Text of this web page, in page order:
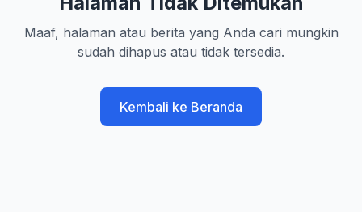
Maaf, halaman atau berita yang Anda cari mungkin
sudah dihapus atau tidak tersedia.
Kembali ke Beranda